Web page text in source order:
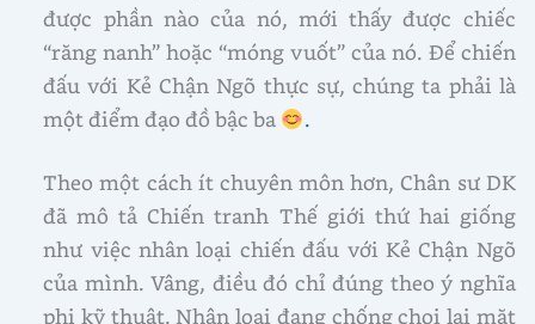
được phần nào của nó, mới thấy được chiếc
“răng nanh” hoặc “móng vuốt” của nó. Để chiến
đấu với Kẻ Chận Ngõ thực sự, chúng ta phải là
một điểm đạo đồ bậc ba
.
Theo một cách ít chuyên môn hơn, Chân sư DK
đã mô tả Chiến tranh Thế giới thứ hai giống
như việc nhân loại chiến đấu với Kẻ Chận Ngõ
của mình. Vâng, điều đó chỉ đúng theo ý nghĩa
phi kỹ thuật. Nhân loại đang chống chọi lại mặt